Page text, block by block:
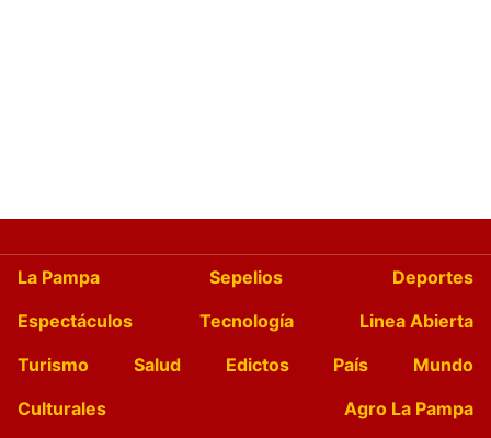
La Pampa Sepelios
Deportes
Espectáculos
Tecnología
Linea Abierta
Turismo
Salud Edictos País
Mundo
Culturales
Agro La Pampa